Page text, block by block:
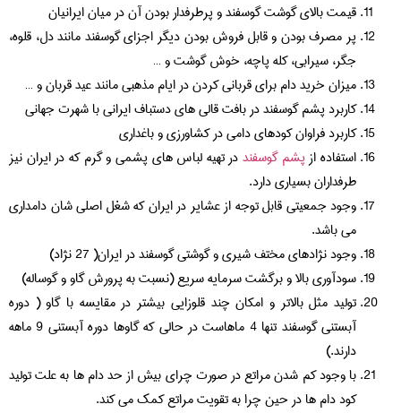
قیمت بالای گوشت گوسفند و پرطرفدار بودن آن در میان ایرانیان
پر مصرف بودن و قابل فروش بودن دیگر اجزای گوسفند مانند دل، قلوه،
جگر، سیرابی، کله پاچه، خوش گوشت و …
میزان خرید دام برای قربانی کردن در ایام مذهبی مانند عید قربان و …
کاربرد پشم گوسفند در بافت قالی های دستباف ایرانی با شهرت جهانی
کاربرد فراوان کودهای دامی در کشاورزی و باغداری
استفاده ازپشم گوسفنددر تهیه لباس های پشمی و گرم که در ایران نیز
طرفداران بسیاری دارد.
وجود جمعیتی قابل توجه از عشایر در ایران که شغل اصلی شان دامداری
می باشد.
وجود نژادهای مختف شیری و گوشتی گوسفند در ایران( 27 نژاد)
سودآوری بالا و برگشت سرمایه سریع (نسبت به پرورش گاو و گوساله)
تولید مثل بالاتر و امکان چند قلوزایی بیشتر در مقایسه با گاو ( دوره
آبستنی گوسفند تنها 4 ماهاست در حالی که گاوها دوره آبستنی 9 ماهه
دارند.)
با وجود کم شدن مراتع در صورت چرای بیش از حد دام ها به علت تولید
کود دام ها در حین چرا به تقویت مراتع کمک می کند.